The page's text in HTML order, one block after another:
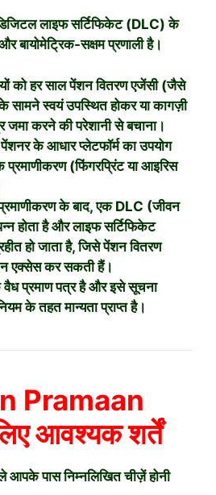
लाइफ सर्टिफिकेट (DLC) के
बायोमेट्रिक-सक्षम प्रणाली है।
को हर साल पेंशन वितरण एजेंसी (जैसे
सामने स्वयं उपस्थित होकर या कागज़ी
जमा करने की परेशानी से बचाना।
पेंशनर के आधार प्लेटफॉर्म का उपयोग
प्रमाणीकरण (फिंगरप्रिंट या आइरिस
के बाद, एक DLC (जीवन
होता है और लाइफ सर्टिफिकेट
हो जाता है, जिसे पेंशन वितरण
एक्सेस कर सकती हैं।
प्रमाण पत्र है और इसे सूचना
के तहत मान्यता प्राप्त है।
Pramaan
आवश्यक शर्तें
पास निम्नलिखित चीज़ें होनी